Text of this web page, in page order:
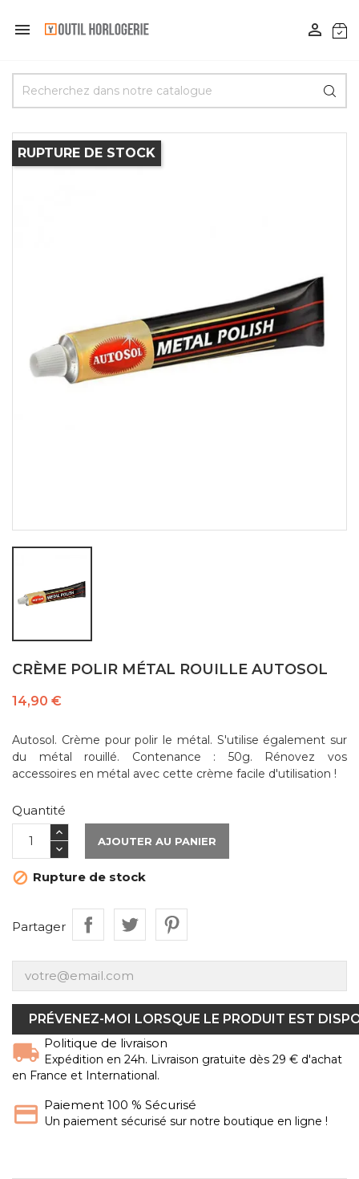
 
RUPTURE DE STOCK
CRÈME POLIR MÉTAL ROUILLE AUTOSOL
14,90 €
Autosol. Crème pour polir le métal. S'utilise également sur
du métal rouillé. Contenance : 50g. Rénovez vos
accessoires en métal avec cette crème facile d'utilisation !
Quantité
AJOUTER AU PANIER
 Rupture de stock
Partager
PRÉVENEZ-MOI LORSQUE LE PRODUIT EST
Politique de livraison
Expédition en 24h. Livraison gratuite dès 29 € d'achat
en France et International.
Paiement 100 % Sécurisé
Un paiement sécurisé sur notre boutique en ligne !